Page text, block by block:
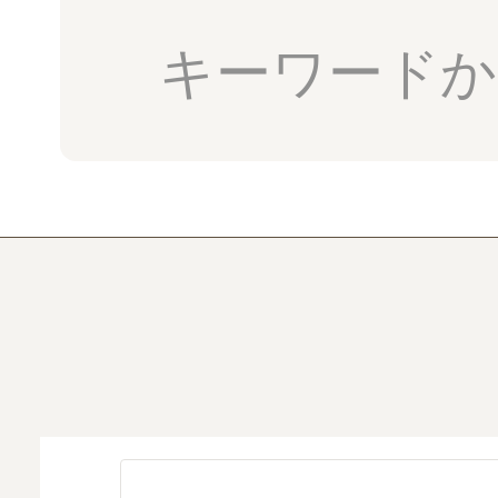
キーワード